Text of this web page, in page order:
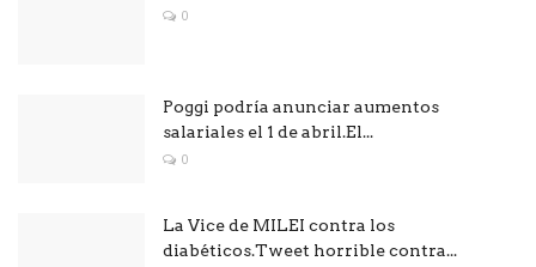
0
Poggi podría anunciar aumentos
salariales el 1 de abril.El...
0
La Vice de MILEI contra los
diabéticos.Tweet horrible contra...